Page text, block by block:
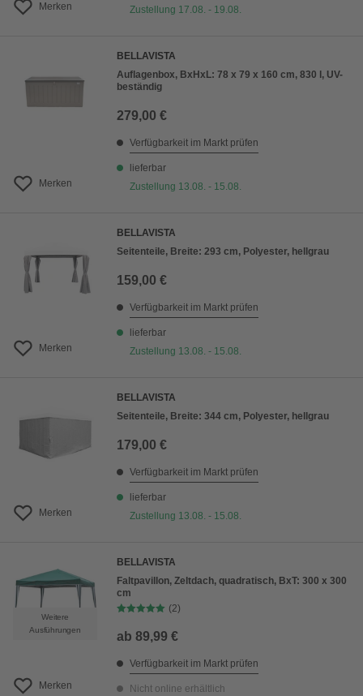
Merken
Zustellung 17.08. - 19.08.
Merken
BELLAVISTA
Auflagenbox, BxHxL: 78 x 79 x 160 cm, 830 l, UV-
beständig
279,00 €
Verfügbarkeit im Markt prüfen
lieferbar
Zustellung 13.08. - 15.08.
Merken
BELLAVISTA
Seitenteile, Breite: 293 cm, Polyester, hellgrau
159,00 €
Verfügbarkeit im Markt prüfen
lieferbar
Zustellung 13.08. - 15.08.
Merken
BELLAVISTA
Seitenteile, Breite: 344 cm, Polyester, hellgrau
179,00 €
Verfügbarkeit im Markt prüfen
lieferbar
Zustellung 13.08. - 15.08.
Weitere
Ausführungen
Merken
BELLAVISTA
Faltpavillon, Zeltdach, quadratisch, BxT: 300 x 300
cm
(2)
ab 89,99 €
Verfügbarkeit im Markt prüfen
Nicht online erhältlich